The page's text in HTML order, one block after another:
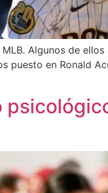
Algunos de
en Ronald